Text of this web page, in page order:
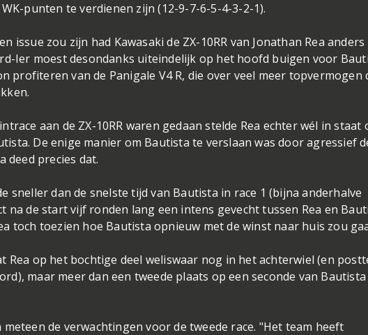
punten te verdienen zijn (12-9-7-6-5-4-3-2-1).
issue zou zijn had Kawasaki de ZX-10RR van Jonathan Rea anders
Ier moest desondanks uiteindelijk op het hoofd buigen voor
profiteren van de Panigale V4 R, die over veel meer topvermogen
aan de ZX-10RR waren gedaan stelde Rea echter wél in staat
De enige manier om Bautista te verslaan was door agressief
deed precies dat.
sneller dan de snelste tijd van Bautista in race 1 (bijna anderhalve
na de start vijf ronden lang een intens gevecht tussen Rea en
toch toezien hoe Bautista opnieuw met de winst naar huis zou
Rea op het bochtige deel weliswaar nog in het achterwiel (en
maar meer dan een tweede plaats op een seconde van
de verwachtingen voor de tweede race. "Het team heeft